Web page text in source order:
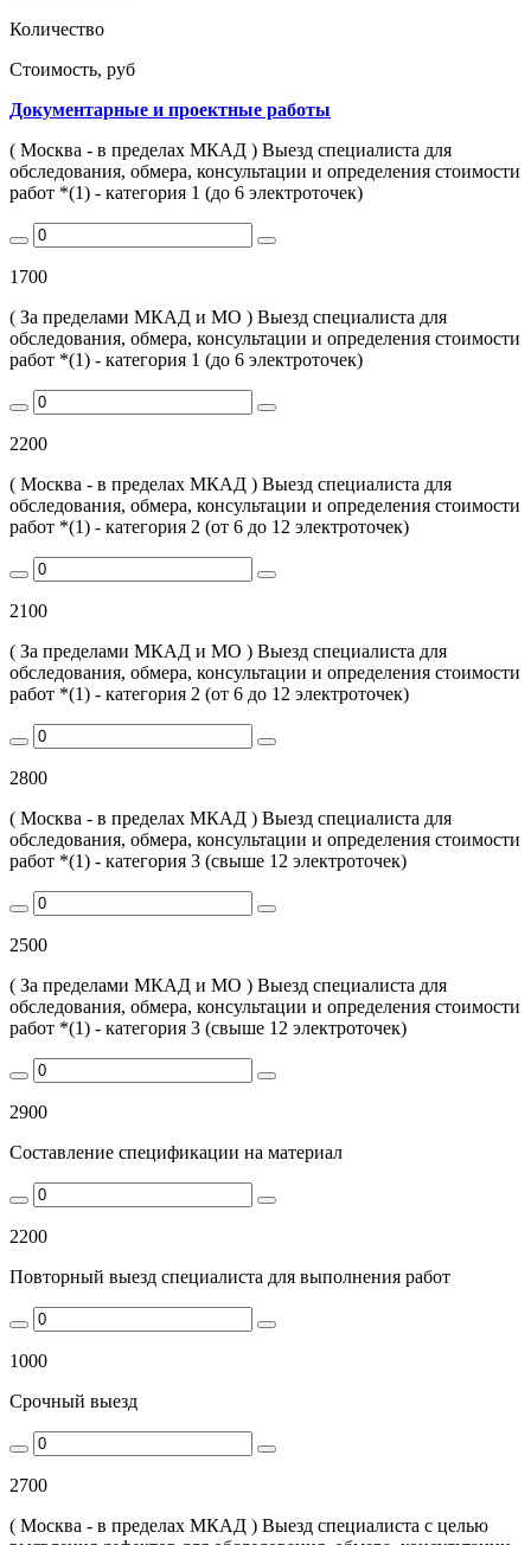
Количество
Стоимость, руб
Документарные и проектные работы
( Москва - в пределах МКАД ) Выезд специалиста для
обследования, обмера, консультации и определения стоимости
работ *(1) - категория 1 (до 6 электроточек)
1700
( За пределами МКАД и МО ) Выезд специалиста для
обследования, обмера, консультации и определения стоимости
работ *(1) - категория 1 (до 6 электроточек)
2200
( Москва - в пределах МКАД ) Выезд специалиста для
обследования, обмера, консультации и определения стоимости
работ *(1) - категория 2 (от 6 до 12 электроточек)
2100
( За пределами МКАД и МО ) Выезд специалиста для
обследования, обмера, консультации и определения стоимости
работ *(1) - категория 2 (от 6 до 12 электроточек)
2800
( Москва - в пределах МКАД ) Выезд специалиста для
обследования, обмера, консультации и определения стоимости
работ *(1) - категория 3 (свыше 12 электроточек)
2500
( За пределами МКАД и МО ) Выезд специалиста для
обследования, обмера, консультации и определения стоимости
работ *(1) - категория 3 (свыше 12 электроточек)
2900
Составление спецификации на материал
2200
Повторный выезд специалиста для выполнения работ
1000
Срочный выезд
2700
( Москва - в пределах МКАД ) Выезд специалиста с целью